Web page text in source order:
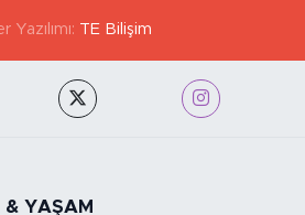
Yazılımı: TE Bilişim
& YAŞAM